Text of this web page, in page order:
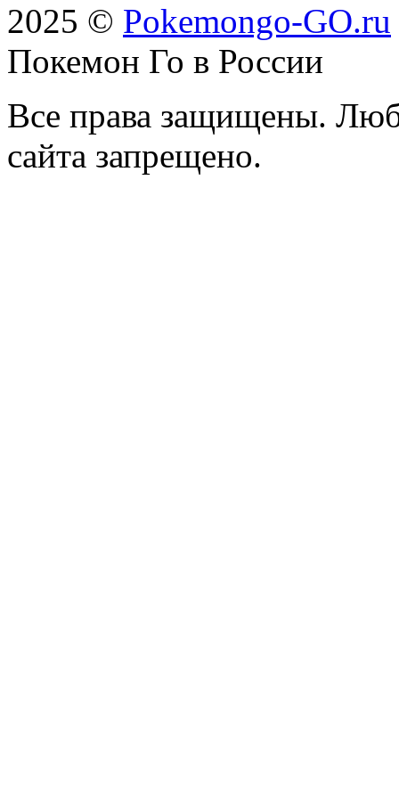
2025 © Pokemongo-GO.ru
Покемон Го в России
Все права защищены.
сайта запрещено.